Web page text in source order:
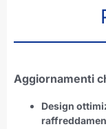
Aggiornamenti
Design